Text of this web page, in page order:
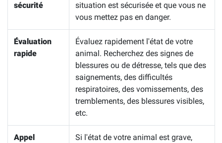
sécurité
situation est sécurisée et que vous ne
vous mettez pas en danger.
Évaluation
rapide
Évaluez rapidement l'état de votre
animal. Recherchez des signes de
blessures ou de détresse, tels que des
saignements, des difficultés
respiratoires, des vomissements, des
tremblements, des blessures visibles,
etc.
Appel
Si l'état de votre animal est grave,